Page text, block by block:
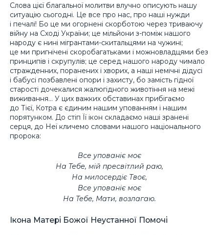
Слова цієї благальної молитви влучно описують нашу
ситуацію сьогодні. Це все про нас, про наші нужди
і печалі! Бо це ми огорнені скорботою через триваючу
війну на Сході України; це мільйони з-поміж нашого
народу є нині мігрантами-скитальцями на чужині;
це ми пригнічені скоробагатьками і можновладцями без
принципів і скрупулів; це серед нашого народу чимало
стражденних, поранених і хворих, а наші немічні дідусі
і бабусі позбавлені опори і захисту, бо замість гідної
старості дочекалися жалюгідного животіння на межі
виживання… У цих важких обставинах прибігаємо
до Тієї, Котра є єдиним нашим упованням і нашим
порятунком. До стіп Її ікон складаємо наші зранені
серця, до Неї кличемо словами нашого національного
пророка:
Все упованіє моє
На Тебе, мій пресвітлий раю,
На милосердіє Твоє,
Все упованіє моє
На Тебе, Мати, возлагаю.
Ікона Матері Божої Неустанної Помочі